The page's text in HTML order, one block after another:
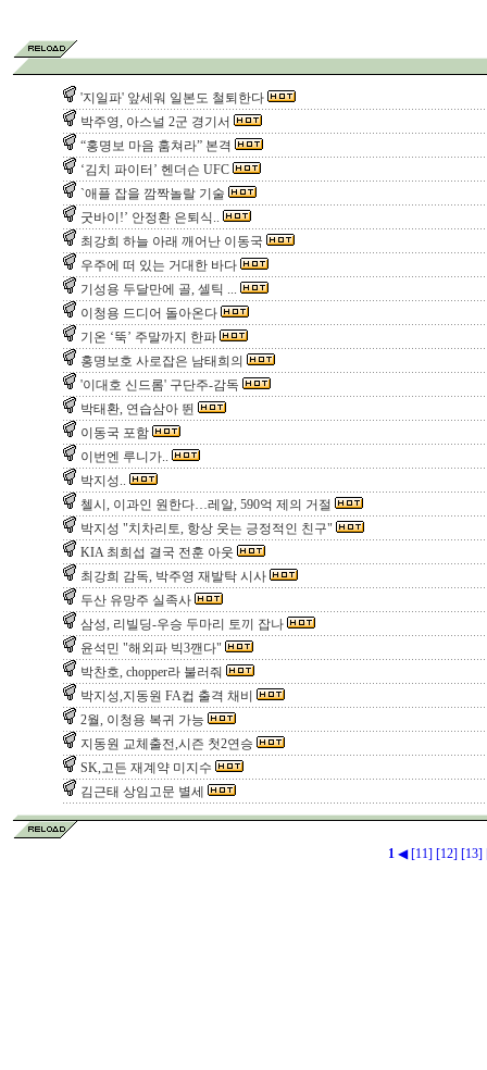
'지일파' 앞세워 일본도 철퇴한다
박주영, 아스널 2군 경기서
“홍명보 마음 훔쳐라” 본격
‘김치 파이터’ 헨더슨 UFC
`애플 잡을 깜짝놀랄 기술
굿바이!’ 안정환 은퇴식..
최강희 하늘 아래 깨어난 이동국
우주에 떠 있는 거대한 바다
기성용 두달만에 골, 셀틱 ...
이청용 드디어 돌아온다
기온 ‘뚝’ 주말까지 한파
홍명보호 사로잡은 남태희의
'이대호 신드롬' 구단주-감독
박태환, 연습삼아 뛴
이동국 포함
이번엔 루니가..
박지성..
첼시, 이과인 원한다…레알, 590억 제의 거절
박지성 "치차리토, 항상 웃는 긍정적인 친구"
KIA 최희섭 결국 전훈 아웃
최강희 감독, 박주영 재발탁 시사
두산 유망주 실족사
삼성, 리빌딩-우승 두마리 토끼 잡나
윤석민 "해외파 빅3깬다"
박찬호, chopper라 불러줘
박지성,지동원 FA컵 출격 채비
2월, 이청용 복귀 가능
지동원 교체출전,시즌 첫2연승
SK,고든 재계약 미지수
김근태 상임고문 별세
1 ◀ [11] [12] [13]